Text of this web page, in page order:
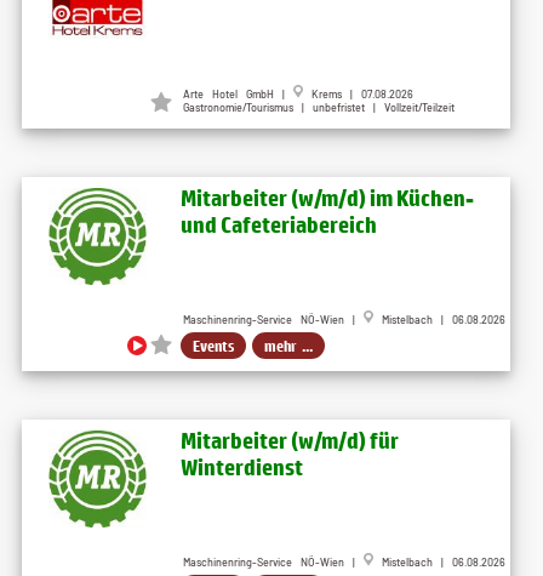
Arte Hotel GmbH |
Krems | 07.08.2026
Gastronomie/Tourismus | unbefristet | Vollzeit/Teilzeit
Mitarbeiter (w​/m​/d) im Küchen-
und Cafeteriabereich
Maschinenring-Service NÖ-Wien | Mistelbach | 06.08.2026
Events mehr ...
Mitarbeiter (w​/m​/d) für
Winterdienst
Maschinenring-Service NÖ-Wien | Mistelbach | 06.08.2026